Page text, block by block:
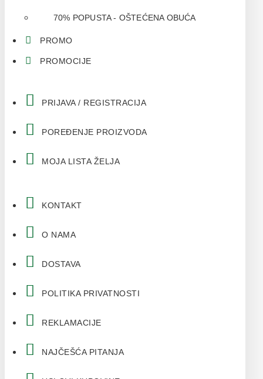
70% POPUSTA - OŠTEĆENA OBUĆA
PROMO
PROMOCIJE
PRIJAVA / REGISTRACIJA
POREĐENJE PROIZVODA
MOJA LISTA ŽELJA
KONTAKT
O NAMA
DOSTAVA
POLITIKA PRIVATNOSTI
REKLAMACIJE
NAJČEŠĆA PITANJA